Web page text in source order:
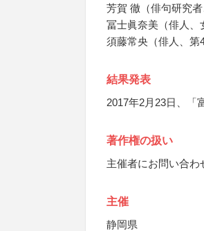
芳賀 徹（俳句研究者
冨士眞奈美（俳人、
須藤常央（俳人、第
結果発表
2017年2月23日、「
著作権の扱い
主催者にお問い合わ
主催
静岡県